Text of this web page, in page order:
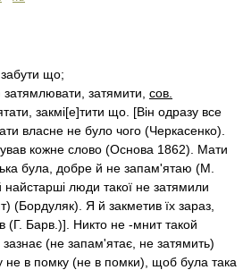
що;
затямити, сов.
закмі[е]тити що. [Він одразу все
власне не було чого (Черкасенко).
кожне слово (Основа 1862). Мати
була, добре й не запам'ятаю (М.
люди такої не затямили
(Бордуляк). Я й закметив їх зараз,
(Г. Барв.)]. Никто не -мнит такой
(не запам'ятає, не затямить)
не в помку (не в помки), щоб була така